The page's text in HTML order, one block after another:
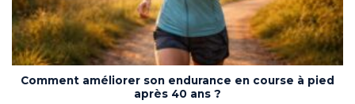
Comment améliorer son endurance en course à pied
après 40 ans ?